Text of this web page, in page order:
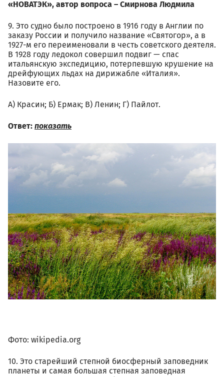
«НОВАТЭК», автор вопроса – Смирнова Людмила
9. Это судно было построено в 1916 году в Англии по
заказу России и получило название «Святогор», а в
1927-м его переименовали в честь советского деятеля.
В 1928 году ледокол совершил подвиг — спас
итальянскую экспедицию, потерпевшую крушение на
дрейфующих льдах на дирижабле «Италия».
Назовите его.
А) Красин; Б) Ермак; В) Ленин; Г) Пайлот.
Ответ: показать
02.10_askania-
nova_sommer_steppe-view-
2.jpg
Фото: wikipedia.org
10. Это старейший степной биосферный заповедник
планеты и самая большая степная заповедная